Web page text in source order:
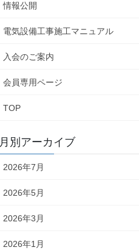
情報公開
電気設備工事施工マニュアル
入会のご案内
会員専用ページ
TOP
月別アーカイブ
2026年7月
2026年5月
2026年3月
2026年1月